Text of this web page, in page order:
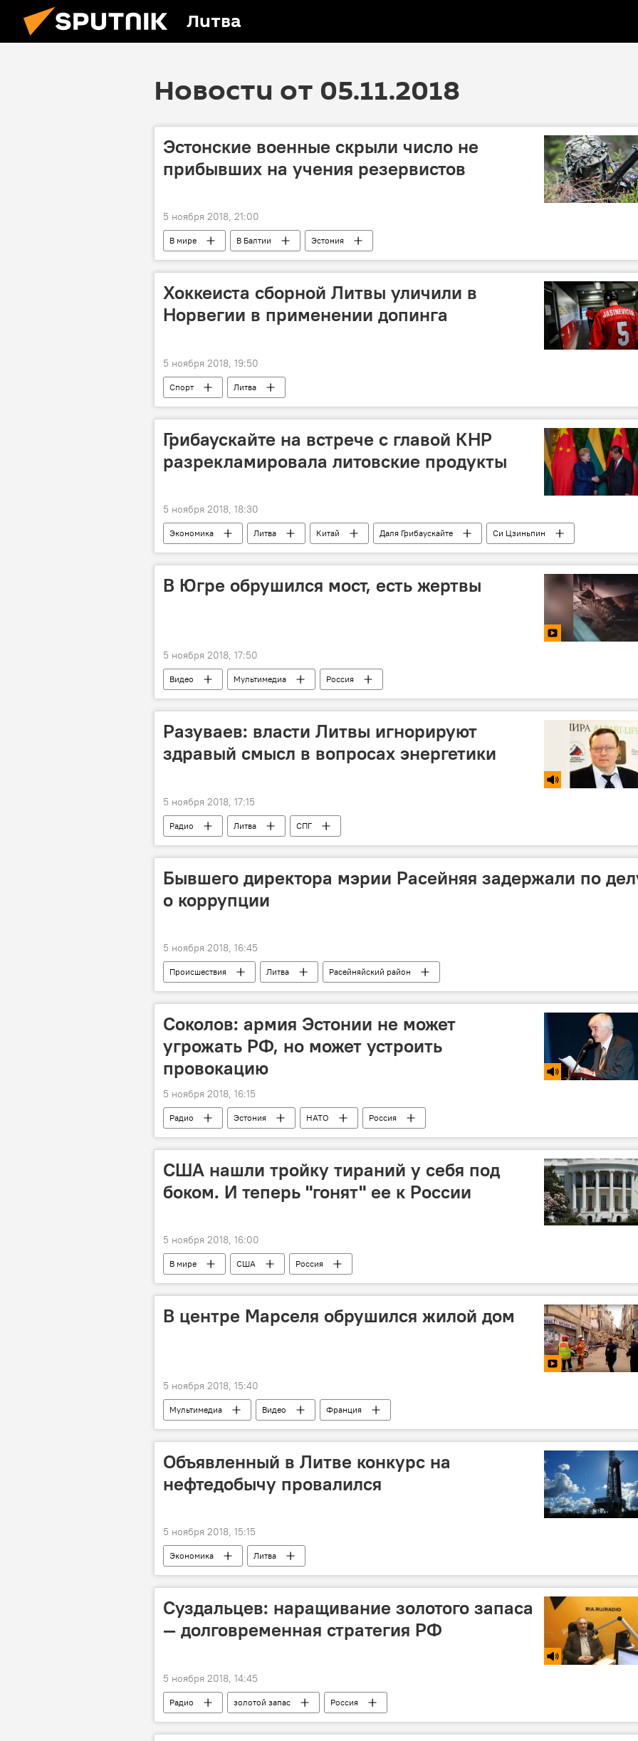
Литва
Новости от 05.11.2018
Эстонские военные скрыли число не
прибывших на учения резервистов
5 ноября 2018, 21:00
В мире В Балтии Эстония
Хоккеиста сборной Литвы уличили в
Норвегии в применении допинга
5 ноября 2018, 19:50
Спорт Литва
Грибаускайте на встрече с главой КНР
разрекламировала литовские продукты
5 ноября 2018, 18:30
Экономика Литва Китай Даля Грибаускайте Си Цзиньпин
В Югре обрушился мост, есть жертвы
5 ноября 2018, 17:50
Видео Мультимедиа Россия
Разуваев: власти Литвы игнорируют
здравый смысл в вопросах энергетики
5 ноября 2018, 17:15
Радио Литва СПГ
Бывшего директора мэрии Расейняя задержали по
о коррупции
5 ноября 2018, 16:45
Происшествия Литва Расейняйский район
Соколов: армия Эстонии не может
угрожать РФ, но может устроить
провокацию
5 ноября 2018, 16:15
Радио Эстония НАТО Россия
США нашли тройку тираний у себя под
боком. И теперь "гонят" ее к России
5 ноября 2018, 16:00
В мире США Россия
В центре Марселя обрушился жилой дом
5 ноября 2018, 15:40
Мультимедиа Видео Франция
Объявленный в Литве конкурс на
нефтедобычу провалился
5 ноября 2018, 15:15
Экономика Литва
Суздальцев: наращивание золотого запаса
— долговременная стратегия РФ
5 ноября 2018, 14:45
Радио золотой запас Россия